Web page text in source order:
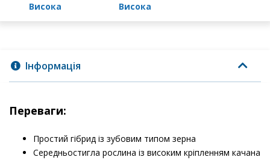
висока висока
Інформація
Переваги:
Простий гібрид із зубовим типом зерна
Середньостигла рослина із високим кріпленням качана